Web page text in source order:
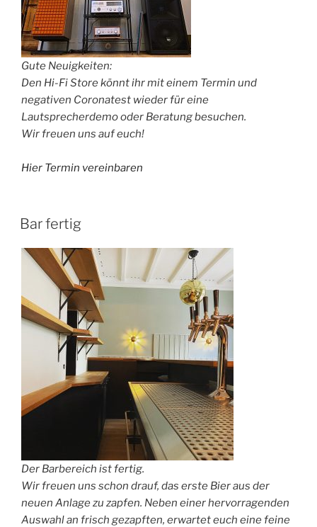
Gute Neuigkeiten:
Den Hi-Fi Store könnt ihr mit einem Termin und
negativen Coronatest wieder für eine
Lautsprecherdemo oder Beratung besuchen.
Wir freuen uns auf euch!
Hier Termin vereinbaren
Bar fertig
Der Barbereich ist fertig.
Wir freuen uns schon drauf, das erste Bier aus der
neuen Anlage zu zapfen. Neben einer hervorragenden
Auswahl an frisch gezapften, erwartet euch eine feine